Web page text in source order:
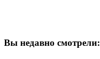
Вы недавно смотрели: